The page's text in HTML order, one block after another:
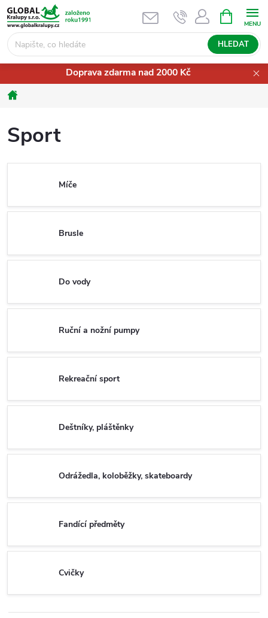
Přejít
na
obsah
HLEDAT
NÁKUPNÍ
KOŠÍK
Doprava zdarma nad 2000 Kč
Domů
Sport
Míče
Brusle
Do vody
Ruční a nožní pumpy
Rekreační sport
Deštníky, pláštěnky
Odrážedla, koloběžky, skateboardy
Fandící předměty
Cvičky